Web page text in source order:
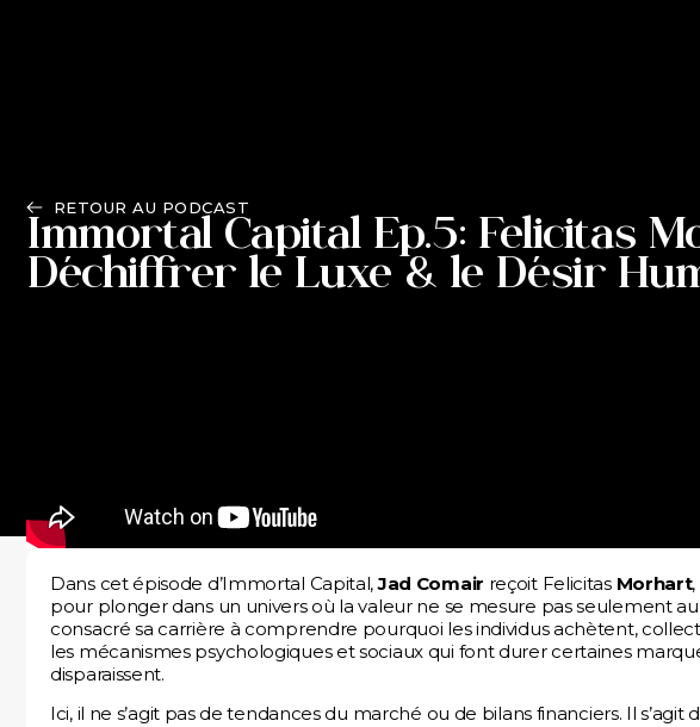
RETOUR AU PODCAST
Immortal Capital Ep.5: Felicitas
Déchiffrer le Luxe & le Désir
Dans cet épisode d’Immortal Capital,Jad Comair reçoit Felicitas Morhart
pour plonger dans un univers où la valeur ne se mesure pas seulement
consacré sa carrière à comprendre pourquoi les individus achètent,
les mécanismes psychologiques et sociaux qui font durer certaines
disparaissent.
Ici, il ne s’agit pas de tendances du marché ou de bilans financiers. Il